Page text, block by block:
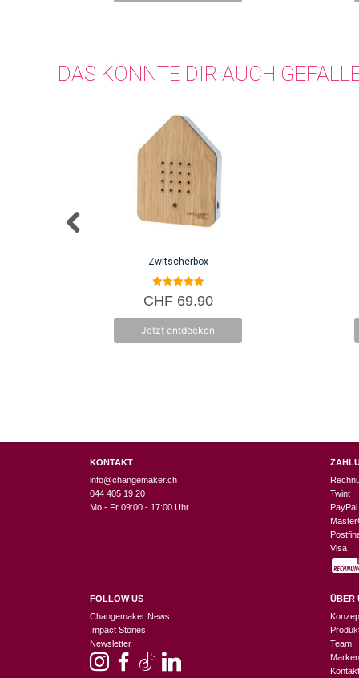
DAS KÖNNTE DIR AUCH
Zwitscherbox
5.00
von 5
CHF69.90
Jetzt entdecken
KONTAKT
info@changemaker.ch
044 405 19 20
Mo - Fr 09:00 - 17:00 Uhr
FOLLOW US
Changemaker News
Impact Stories
Newsletter
Twint
PayPal
Visa
ÜBER
Team
Marken
Kontakt